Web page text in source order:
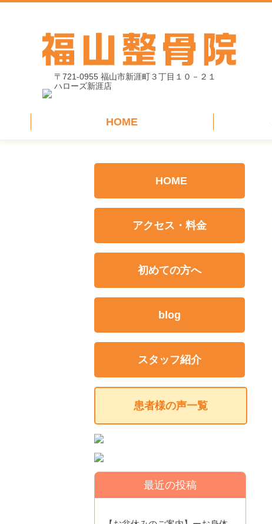
〒721-0955 福山市新涯町３丁目１０－２１
ハローズ新涯店
HOME
HOME
アクセス・料金
初めての方へ
blog
スタッフ紹介
患者様の声一覧
最近の投稿